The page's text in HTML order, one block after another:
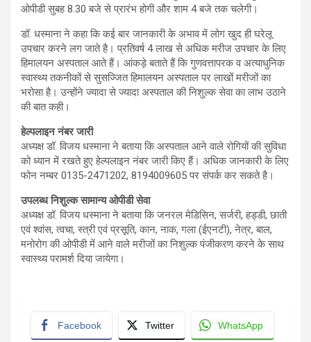
ओपीडी सुबह 8.30 बजे से प्रारंभ होगी और शाम 4 बजे तक चलेगी।
डॉ. धस्माना ने कहा कि कई बार जानकारी के अभाव में लोग खुद ही घरेलू
उपचार करने लग जाते है। प्रतिवर्ष 4 लाख से अधिक मरीज उपचार के लिए
हिमालयन अस्पताल आते हैं। आंकड़े बताते हैं कि गुणवत्तापरक व अत्याधुनिक
स्वास्थ्य तकनीकों से सुसज्जित हिमालयन अस्पताल पर लाखों मरीजों का
भरोसा है। उन्होंने ज्यादा से ज्यादा अस्पताल की निशुल्क सेवा का लाभ उठाने
की बात कही।
हेल्पलाइन नंबर जारी
अध्यक्ष डॉ. विजय धस्माना ने बताया कि अस्पताल आने वाले रोगियों की सुविधा
को ध्यान में रखते हुए हेल्पलाइन नंबर जारी किए हैं। अधिक जानकारी के लिए
फोन नम्बर 0135-2471202, 8194009605 पर संपर्क कर सकते है।
उपलब्ध निशुल्क सामान्य ओपीडी सेवा
अध्यक्ष डॉ. विजय धस्माना ने बताया कि जनरल मेडिसिन, सर्जरी, हड्डी, छाती
एवं श्वांस, त्वचा, स्त्री एवं प्रसूति, कान, नाक, गला (ईएनटी), नेत्र, बाल,
मनोरोग की ओपीडी में आने वाले मरीजों का निशुल्क पंजीकरण करने के साथ
स्वास्थ्य परामर्श दिया जायेगा।
Facebook Twitter WhatsApp